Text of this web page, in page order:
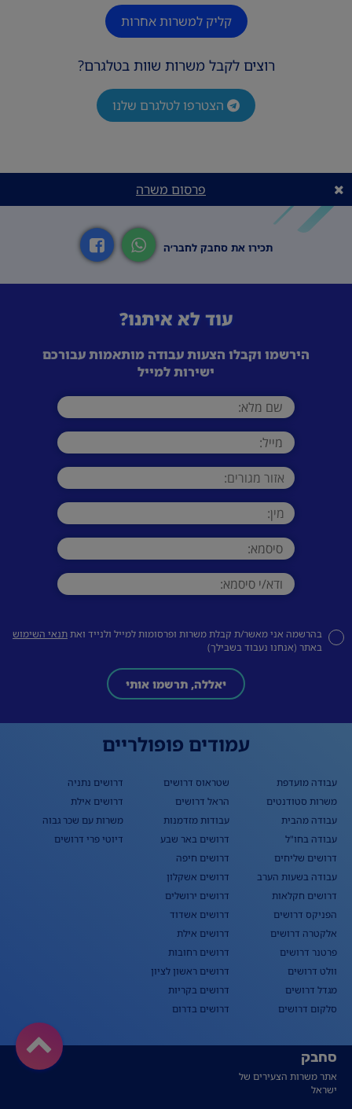
קליק למשרות אחרות
רוצים לקבל משרות שוות בטלגרם?
הצטרפו לטלגרם שלנו
פרסום משרה
תכירו את סחבק לחבר׳ה
עוד לא איתנו?
הירשמו וקבלו הצעות עבודה מותאמות עבורכם
ישירות למייל
בהרשמה אני מאשר/ת קבלת משרות ופרסומות למייל ולנייד ואתתנאי השימוש
באתר (אנחנו נעבוד בשבילך)
יאללה, תרשמו אותי
עמודים פופולריים
עבודה מועדפת
משרות סטודנטים
עבודה מהבית
עבודה בחו"ל
דרושים שליחים
עבודה בשעות הערב
דרושים חקלאות
הפניקס דרושים
אלקטרה דרושים
פרטנר דרושים
וולט דרושים
מגדל דרושים
סלקום דרושים
שטראוס דרושים
הראל דרושים
עבודות מזדמנות
דרושים באר שבע
דרושים חיפה
דרושים אשקלון
דרושים ירושלים
דרושים אשדוד
דרושים אילת
דרושים רחובות
דרושים ראשון לציון
דרושים בקריות
דרושים בדרום
דרושים נתניה
דרושים אילת
משרות עם שכר גבוה
דיוטי פרי דרושים
סחבק
אתר משרות הצעירים של
ישראל